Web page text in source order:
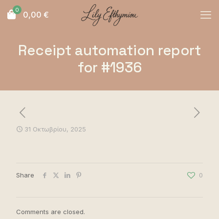
0 0,00 €
Receipt automation report
for #1936
31 Οκτωβρίου, 2025
Share 0
Comments are closed.